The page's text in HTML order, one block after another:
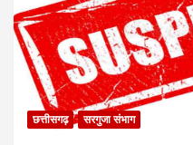
छत्तीसगढ़ सरगुजा संभाग